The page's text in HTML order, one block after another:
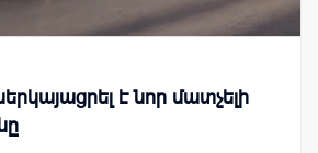
է նոր մատչելի